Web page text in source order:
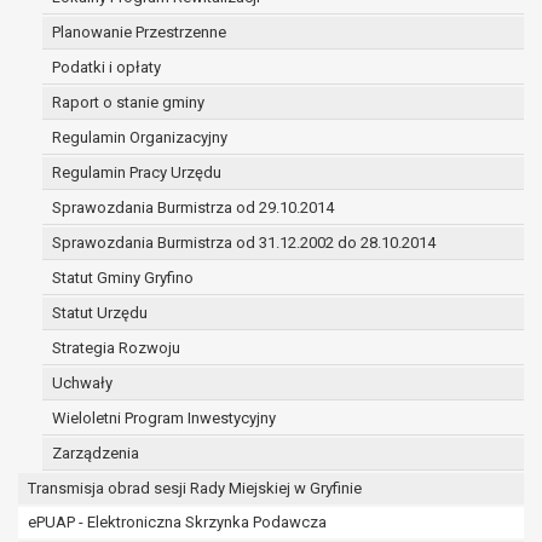
Planowanie Przestrzenne
Podatki i opłaty
Raport o stanie gminy
Regulamin Organizacyjny
Regulamin Pracy Urzędu
Sprawozdania Burmistrza od 29.10.2014
Sprawozdania Burmistrza od 31.12.2002 do 28.10.2014
Statut Gminy Gryfino
Statut Urzędu
Strategia Rozwoju
Uchwały
Wieloletni Program Inwestycyjny
Zarządzenia
Transmisja obrad sesji Rady Miejskiej w Gryfinie
ePUAP - Elektroniczna Skrzynka Podawcza
(merytorycznych), a także obowiązków i
zadań zleconych przez instytucje
nadrzędne wobec Gminy;
zawarcia i realizacji umów;
ochrony żywotnych interesów osoby, której
dane dotyczą, lub innej osoby fizycznej;
wykonania zadania realizowanego w
interesie publicznym lub w ramach
sprawowania władzy publicznej
powierzonej administratorowi;
w pozostałych przypadkach dane osobowe
przetwarzane są wyłącznie na podstawie
wcześniej udzielonej zgody w zakresie i celu
określonym w treści zgody.
W związku z przetwarzaniem danych w celu
wskazanym w pkt. 3, dane osobowe mogą być
udostępniane innym upoważnionym odbiorcom lub
kategoriom odbiorców danych osobowych.
Odbiorcami mogą być:
podmioty, które przetwarzają dane